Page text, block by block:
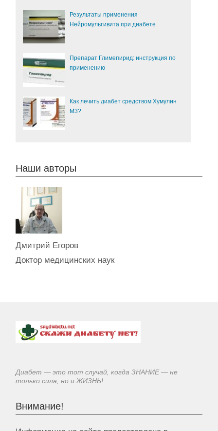
Результаты применения
Нейромультивита при диабете
Препарат Глимепирид: инструкция по
применению
Как лечить диабет средством Хумулин
М3?
Наши авторы
Дмитрий Егоров
Доктор медицинских наук
Диабет — это тот случай, когда ЗНАНИЕ — не
только сила, но и ЖИЗНЬ!
Внимание!